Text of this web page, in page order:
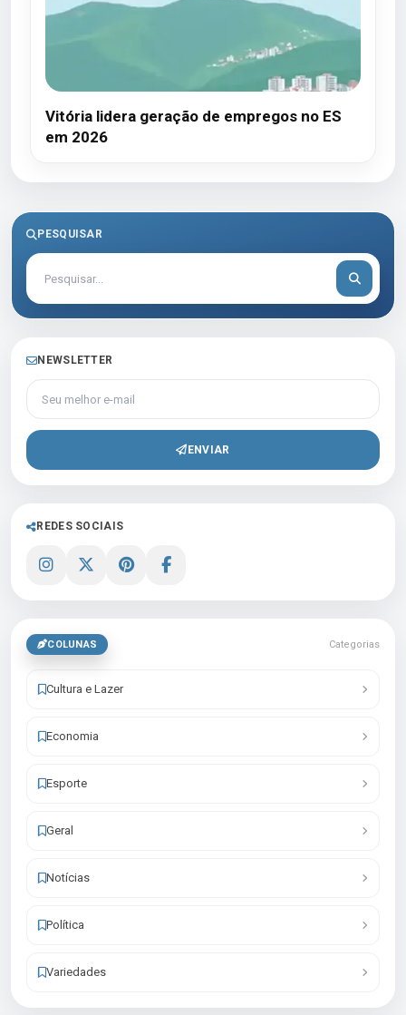
Vitória lidera geração de empregos no ES
em 2026
PESQUISAR
NEWSLETTER
Seu melhor e-mail
ENVIAR
REDES SOCIAIS
COLUNAS Categorias
Cultura e Lazer
Economia
Esporte
Geral
Notícias
Política
Variedades